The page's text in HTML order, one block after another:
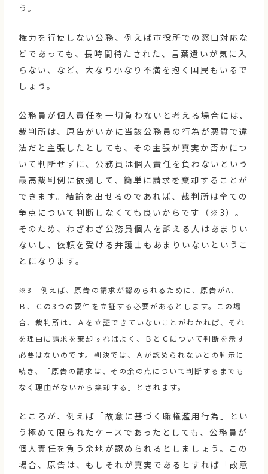
う。
権力を行使しない公務、例えば市役所での窓口対応な
どであっても、長時間待たされた、言葉遣いが気に入
らない、など、大なり小なり不満を抱く国民もいるで
しょう。
公務員が個人責任を一切負わないと考える場合には、
裁判所は、原告がいかに当該公務員の行為が悪質で違
法だと主張したとしても、その主張が真実か否かにつ
いて判断せずに、公務員は個人責任を負わないという
最高裁判例に依拠して、簡単に請求を棄却することが
できます。結論を出せるのであれば、裁判所は全ての
争点について判断しなくても良いからです（※3）。
そのため、わざわざ公務員個人を訴える人はあまりい
ないし、依頼を受ける弁護士もあまりいないというこ
とになります。
※3 例えば、原告の請求が認められるために、原告がA、
Ｂ、Ｃの3つの要件を立証する必要があるとします。この場
合、裁判所は、Ａを立証できていないことがわかれば、それ
を理由に請求を棄却すればよく、ＢとＣについて判断を示す
必要はないのです。判決では、Ａが認められないとの判示に
続き、「原告の請求は、その余の点について判断するまでも
なく理由がないから棄却する」とされます。
ところが、例えば「故意に基づく職権濫用行為」とい
う極めて限られたケースであったとしても、公務員が
個人責任を負う余地が認められるとしましょう。この
場合、原告は、もしそれが真実であるとすれば「故意